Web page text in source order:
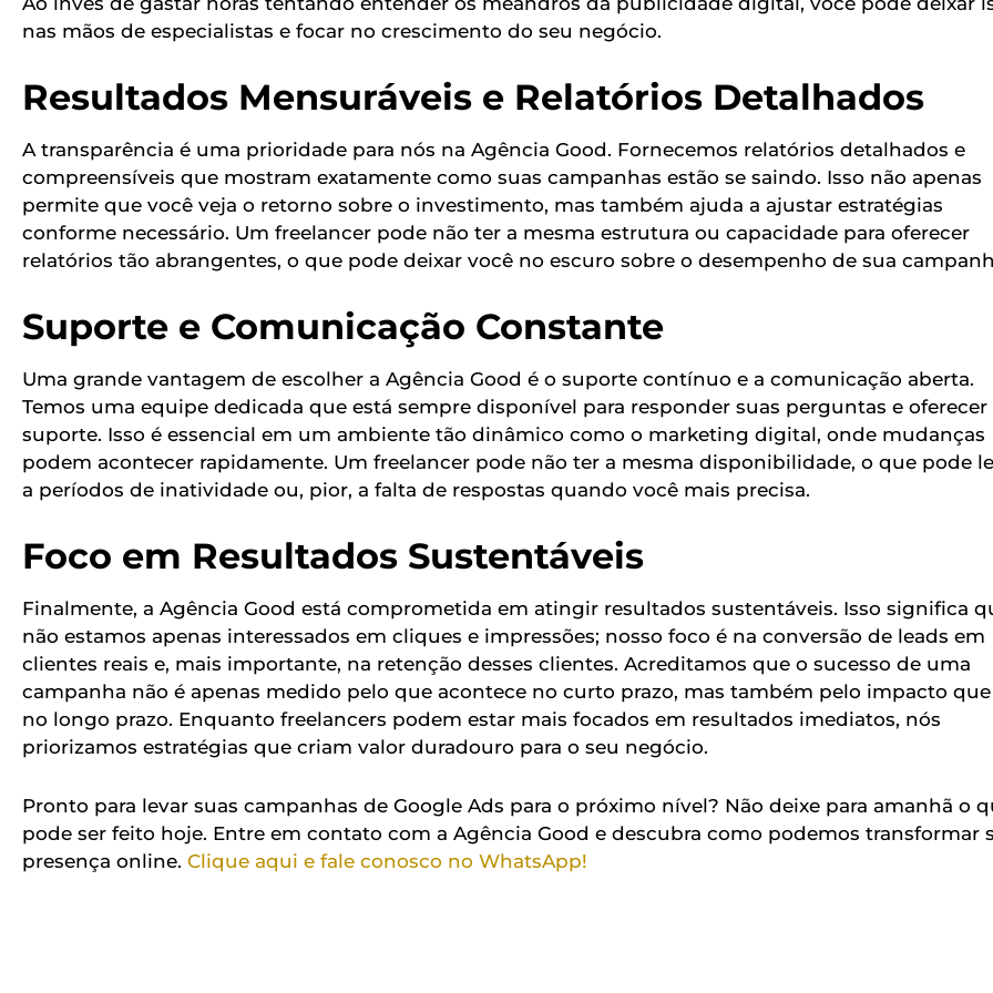
nas mãos de especialistas e focar no crescimento do seu negócio.
Resultados Mensuráveis e Relatórios Detalhados
A transparência é uma prioridade para nós na Agência Good. Fornecemos relatórios detalhados e
compreensíveis que mostram exatamente como suas campanhas estão se saindo. Isso não apenas
permite que você veja o retorno sobre o investimento, mas também ajuda a ajustar estratégias
conforme necessário. Um freelancer pode não ter a mesma estrutura ou capacidade para oferecer
relatórios tão abrangentes, o que pode deixar você no escuro sobre o desempenho de sua
Suporte e Comunicação Constante
Uma grande vantagem de escolher a Agência Good é o suporte contínuo e a comunicação aberta.
Temos uma equipe dedicada que está sempre disponível para responder suas perguntas e oferecer
suporte. Isso é essencial em um ambiente tão dinâmico como o marketing digital, onde mudanças
podem acontecer rapidamente. Um freelancer pode não ter a mesma disponibilidade, o que pode
a períodos de inatividade ou, pior, a falta de respostas quando você mais precisa.
Foco em Resultados Sustentáveis
Finalmente, a Agência Good está comprometida em atingir resultados sustentáveis. Isso significa
não estamos apenas interessados em cliques e impressões; nosso foco é na conversão de leads em
clientes reais e, mais importante, na retenção desses clientes. Acreditamos que o sucesso de uma
campanha não é apenas medido pelo que acontece no curto prazo, mas também pelo impacto
no longo prazo. Enquanto freelancers podem estar mais focados em resultados imediatos, nós
priorizamos estratégias que criam valor duradouro para o seu negócio.
Pronto para levar suas campanhas de Google Ads para o próximo nível? Não deixe para amanhã o
pode ser feito hoje. Entre em contato com a Agência Good e descubra como podemos transformar
presença online. Clique aqui e fale conosco no WhatsApp!